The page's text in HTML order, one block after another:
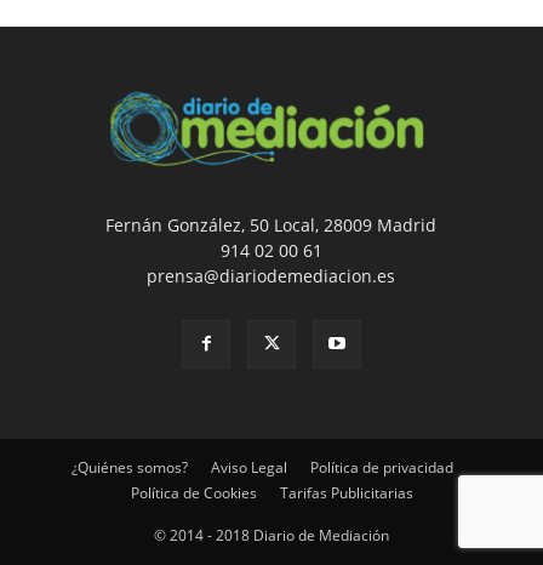
Fernán González, 50 Local, 28009 Madrid
914 02 00 61
prensa@diariodemediacion.es
¿Quiénes somos? Aviso Legal
Política de privacidad
Política de Cookies
Tarifas Publicitarias
© 2014 - 2018 Diario de Mediación